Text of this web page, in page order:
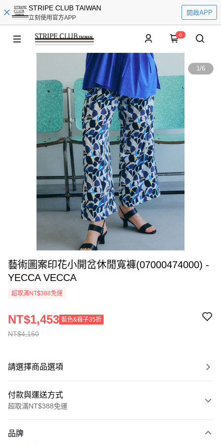
STRIPE CLUB TAIWAN
立刻使用官方APP
開啟APP
0
1/6
藝術圖案印花小開岔休閒寬褲(07000474000) -
YECCA VECCA
超取滿NT$388免運
NT$4,150
NT$1,453 藍色&褲子35折
請選擇商品選項
付款與運送方式
超取滿NT$388免運
信用卡一次付款
品牌